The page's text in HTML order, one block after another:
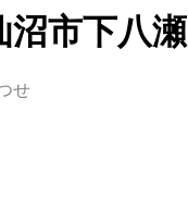
沼市下八瀬
せ